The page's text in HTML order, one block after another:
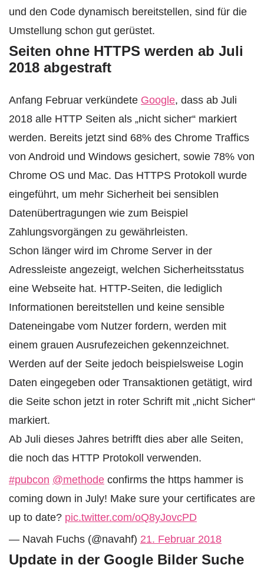
und den Code dynamisch bereitstellen, sind für die
Umstellung schon gut gerüstet.
Seiten ohne HTTPS werden ab Juli
2018 abgestraft
Anfang Februar verkündete Google, dass ab Juli
2018 alle HTTP Seiten als „nicht sicher“ markiert
werden. Bereits jetzt sind 68% des Chrome Traffics
von Android und Windows gesichert, sowie 78% von
Chrome OS und Mac. Das HTTPS Protokoll wurde
eingeführt, um mehr Sicherheit bei sensiblen
Datenübertragungen wie zum Beispiel
Zahlungsvorgängen zu gewährleisten.
Schon länger wird im Chrome Server in der
Adressleiste angezeigt, welchen Sicherheitsstatus
eine Webseite hat. HTTP-Seiten, die lediglich
Informationen bereitstellen und keine sensible
Dateneingabe vom Nutzer fordern, werden mit
einem grauen Ausrufezeichen gekennzeichnet.
Werden auf der Seite jedoch beispielsweise Login
Daten eingegeben oder Transaktionen getätigt, wird
die Seite schon jetzt in roter Schrift mit „nicht Sicher“
markiert.
Ab Juli dieses Jahres betrifft dies aber alle Seiten,
die noch das HTTP Protokoll verwenden.
#pubcon @methode confirms the https hammer is
coming down in July! Make sure your certificates are
up to date? pic.twitter.com/oQ8yJovcPD
— Navah Fuchs (@navahf) 21. Februar 2018
Update in der Google Bilder Suche